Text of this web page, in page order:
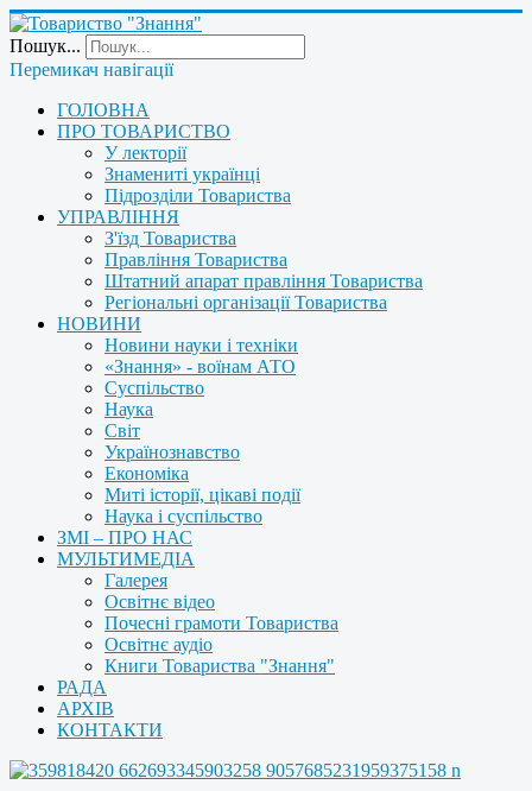
Пошук...
Перемикач навігації
ГОЛОВНА
ПРО ТОВАРИСТВО
У лекторії
Знамениті українці
Підрозділи Товариства
УПРАВЛІННЯ
З'їзд Товариства
Правління Товариства
Штатний апарат правління Товариства
Регіональні організації Товариства
НОВИНИ
Новини науки і техніки
«Знання» - воїнам АТО
Суспільство
Наука
Світ
Українознавство
Економіка
Миті історії, цікаві події
Наука і суспільство
ЗМІ – ПРО НАС
МУЛЬТИМЕДІА
Галерея
Освітнє відео
Почесні грамоти Товариства
Освітнє аудіо
Книги Товариства "Знання"
РАДА
АРХІВ
КОНТАКТИ